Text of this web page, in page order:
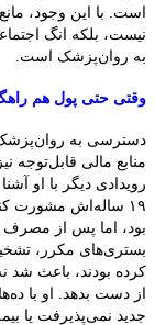
است. با این وجود،
نیست، بلکه انگ
به روان‌پزشک است.
وقتی حتی پول هم
دسترسی به روان‌پزشک
منابع مالی قابل‌توجه
رویدادی دیگر با او
۱۹ ساله‌اش مشورت
بود، اما پس از مصرف
بستری‌های مکرر،
کرده بودند، باعث شد
از دست بدهد. او با
جدید نمی‌پذیرفت یا